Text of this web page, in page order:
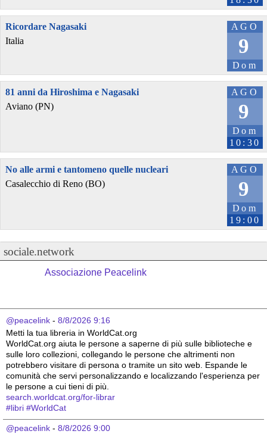
AGO
9
Dom
Ricordare Nagasaki
Italia
AGO
9
Dom
10:30
81 anni da Hiroshima e Nagasaki
Aviano (PN)
AGO
9
Dom
19:00
No alle armi e tantomeno quelle nucleari
Casalecchio di Reno (BO)
sociale.network
Associazione Peacelink
@peacelink - 8/8/2026 9:16
Metti la tua libreria in WorldCat.org
WorldCat.org aiuta le persone a saperne di più sulle biblioteche e
sulle loro collezioni, collegando le persone che altrimenti non
potrebbero visitare di persona o tramite un sito web. Espande le
comunità che servi personalizzando e localizzando l'esperienza per
le persone a cui tieni di più.
search.worldcat.org/for-librar
#libri #WorldCat
@peacelink - 8/8/2026 9:00